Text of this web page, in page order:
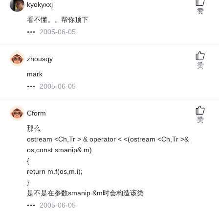
kyokyxxj
看不懂。。帮你顶下
2005-06-05
赞
zhousqy
mark
2005-06-05
赞
Cform
那么
ostream <Ch,Tr > & operator < <(ostream <Ch,Tr >&
os,const smanip& m)
{
return m.f(os,m.i);
}
是不是在参数smanip &m时会构造该类
2005-06-05
赞